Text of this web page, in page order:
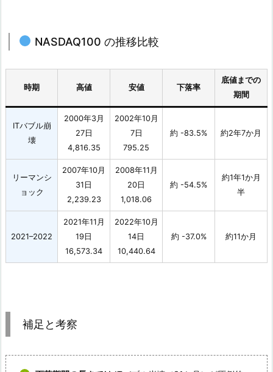
NASDAQ100 の推移比較
時期 高値 安値 下落率
底値までの
期間
ITバブル崩
壊
2000年3月
27日
4,816.35
2002年10月
7日
795.25
約 -83.5% 約2年7か月
リーマンシ
ョック
2007年10月
31日
2,239.23
2008年11月
20日
1,018.06
約 -54.5%
約1年1か月
半
2021–2022
2021年11月
19日
16,573.34
2022年10月
14日
10,440.64
約 -37.0% 約11か月
補足と考察